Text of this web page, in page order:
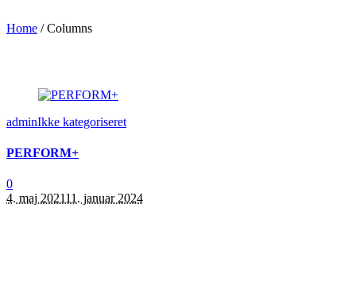
Home /Columns
adminIkke kategoriseret
PERFORM+
0
4. maj 202111. januar 2024